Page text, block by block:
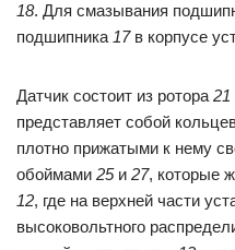
18. Для смазывания
подшипника 17в корпусе
Датчик состоит из ротора 21
представляет собой
плотно прижатыми к нему
обоймами 25и 27, которые
12, где на верхней части
высоковольтного